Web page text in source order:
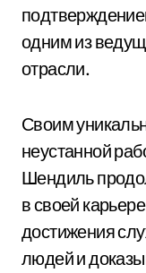
одним из
отрасли.
Своим
неустанной
Шендиль
в своей
достижения
людей и